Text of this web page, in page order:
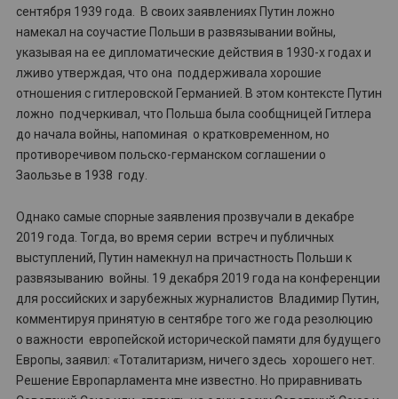
сентября 1939 года. В своих заявлениях Путин ложно
намекал на соучастие Польши в развязывании войны,
указывая на ее дипломатические действия в 1930-х годах и
лживо утверждая, что она поддерживала хорошие
отношения с гитлеровской Германией. В этом контексте Путин
ложно подчеркивал, что Польша была сообщницей Гитлера
до начала войны, напоминая о кратковременном, но
противоречивом польско-германском соглашении о
Заользье в 1938 году.
Однако самые спорные заявления прозвучали в декабре
2019 года. Тогда, во время серии встреч и публичных
выступлений, Путин намекнул на причастность Польши к
развязыванию войны. 19 декабря 2019 года на конференции
для российских и зарубежных журналистов Владимир Путин,
комментируя принятую в сентябре того же года резолюцию
о важности европейской исторической памяти для будущего
Европы, заявил: «Тоталитаризм, ничего здесь хорошего нет.
Решение Европарламента мне известно. Но приравнивать